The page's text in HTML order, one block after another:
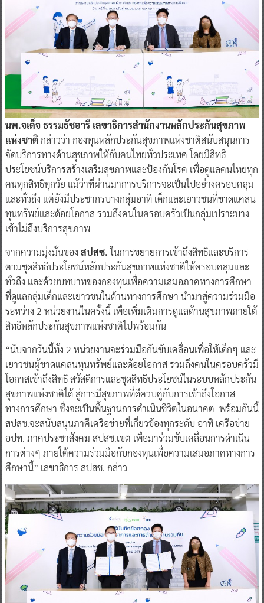
นพ.จเด็จ ธรรมธัชอารี เลขาธิการสำนักงานหลักประกันสุขภาพ
แห่งชาติ กล่าวว่า กองทุนหลักประกันสุขภาพแห่งชาติสนับสนุนการ
จัดบริการทางด้านสุขภาพให้กับคนไทยทั่วประเทศ โดยมีสิทธิ
ประโยชน์บริการสร้างเสริมสุขภาพและป้องกันโรค เพื่อดูแลคนไทยทุก
คนทุกสิทธิทุกวัย แม้ว่าที่ผ่านมาการบริการจะเป็นไปอย่างครอบคลุม
และทั่วถึง แต่ยังมีประชากรบางกลุ่มอาทิ เด็กและเยาวชนที่ขาดแคลน
ทุนทรัพย์และด้อยโอกาส รวมถึงคนในครอบครัวเป็นกลุ่มเปราะบาง
เข้าไม่ถึงบริการสุขภาพ
จากความมุ่งมั่นของ สปสช.ในการขยายการเข้าถึงสิทธิและบริการ
ตามชุดสิทธิประโยชน์หลักประกันสุขภาพแห่งชาติให้ครอบคลุมและ
ทั่วถึง และด้วยบทบาทของกองทุนเพื่อความเสมอภาคทางการศึกษา
ที่ดูแลกลุ่มเด็กและเยาวชนในด้านทางการศึกษา นำมาสู่ความร่วมมือ
ระหว่าง 2 หน่วยงานในครั้งนี้ เพื่อเพิ่มเติมการดูแลด้านสุขภาพภายใต้
สิทธิหลักประกันสุขภาพแห่งชาติไปพร้อมกัน
“นับจากวันนี้ทั้ง 2 หน่วยงานจะร่วมมือกันขับเคลื่อนเพื่อให้เด็กๆ และ
เยาวชนผู้ขาดแคลนทุนทรัพย์และด้อยโอกาส รวมถึงคนในครอบครัวมี
โอกาสเข้าถึงสิทธิ สวัสดิการและชุดสิทธิประโยชน์ในระบบหลักประกัน
สุขภาพแห่งชาติได้ สู่การมีสุขภาพที่ดีควบคู่กับการเข้าถึงโอกาส
ทางการศึกษา ซึ่งจะเป็นพื้นฐานการดำเนินชีวิตในอนาคต พร้อมกันนี้
สปสช.จะสนับสนุนภาคีเครือข่ายที่เกี่ยวข้องทุกระดับ อาทิ เครือข่าย
อปท. ภาคประชาสังคม สปสช.เขต เพื่อมาร่วมขับเคลื่อนการดำเนิน
การต่างๆ ภายใต้ความร่วมมือกับกองทุนเพื่อความเสมอภาคทางการ
ศึกษานี้” เลขาธิการ สปสช. กล่าว